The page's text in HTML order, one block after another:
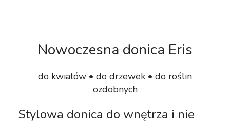
Nowoczesna donica Eris
do kwiatów • do drzewek • do roślin
ozdobnych
Stylowa donica do wnętrza i nie